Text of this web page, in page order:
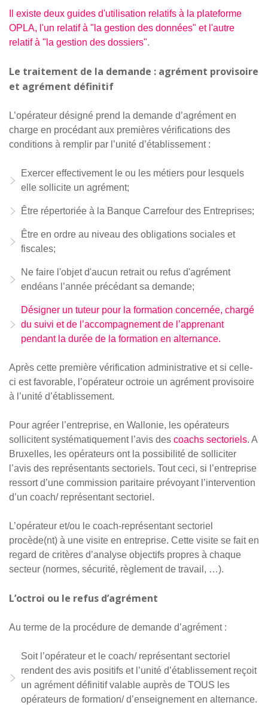
Il existe deux guides d'utilisation relatifs à la plateforme
OPLA, l'un relatif à "la gestion des données" et l'autre
relatif à "la gestion des dossiers".
Le traitement de la demande : agrément provisoire
et agrément définitif
L’opérateur désigné prend la demande d’agrément en
charge en procédant aux premières vérifications des
conditions à remplir par l’unité d’établissement :
Exercer effectivement le ou les métiers pour lesquels
elle sollicite un agrément;
Être répertoriée à la Banque Carrefour des Entreprises;
Être en ordre au niveau des obligations sociales et
fiscales;
Ne faire l'objet d'aucun retrait ou refus d'agrément
endéans l’année précédant sa demande;
Désigner un tuteur pour la formation concernée, chargé
du suivi et de l’accompagnement de l’apprenant
pendant la durée de la formation en alternance.
Après cette première vérification administrative et si celle-
ci est favorable, l’opérateur octroie un agrément provisoire
à l’unité d’établissement.
Pour agréer l’entreprise, en Wallonie, les opérateurs
sollicitent systématiquement l’avis des coachs sectoriels. A
Bruxelles, les opérateurs ont la possibilité de solliciter
l’avis des représentants sectoriels. Tout ceci, si l’entreprise
ressort d’une commission paritaire prévoyant l’intervention
d’un coach/ représentant sectoriel.
L’opérateur et/ou le coach-représentant sectoriel
procède(nt) à une visite en entreprise. Cette visite se fait en
regard de critères d’analyse objectifs propres à chaque
secteur (normes, sécurité, règlement de travail, …).
L’octroi ou le refus d’agrément
Au terme de la procédure de demande d’agrément :
Soit l’opérateur et le coach/ représentant sectoriel
rendent des avis positifs et l’unité d’établissement reçoit
un agrément définitif valable auprès de TOUS les
opérateurs de formation/ d’enseignement en alternance.